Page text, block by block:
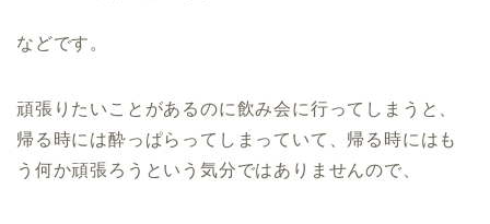
などです。
頑張りたいことがあるのに飲み会に行ってしまうと、
帰る時には酔っぱらってしまっていて、帰る時にはも
う何か頑張ろうという気分ではありませんので、